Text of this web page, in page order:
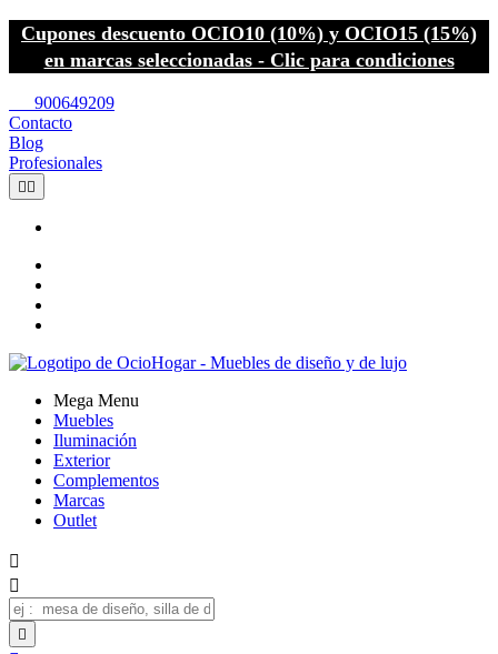
Cupones descuento OCIO10 (10%) y OCIO15 (15%)
en marcas seleccionadas - Clic para condiciones
900649209
Contacto
Blog
Profesionales
 
Mega Menu
Muebles
Iluminación
Exterior
Complementos
Marcas
Outlet


